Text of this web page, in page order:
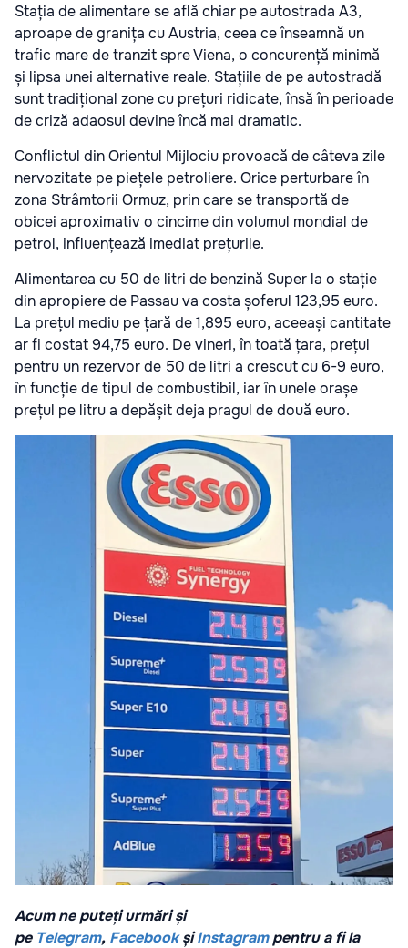
Stația de alimentare se află chiar pe autostrada A3,
aproape de granița cu Austria, ceea ce înseamnă un
trafic mare de tranzit spre Viena, o concurență minimă
și lipsa unei alternative reale. Stațiile de pe autostradă
sunt tradițional zone cu prețuri ridicate, însă în perioade
de criză adaosul devine încă mai dramatic.
Conflictul din Orientul Mijlociu provoacă de câteva zile
nervozitate pe piețele petroliere. Orice perturbare în
zona Strâmtorii Ormuz, prin care se transportă de
obicei aproximativ o cincime din volumul mondial de
petrol, influențează imediat prețurile.
Alimentarea cu 50 de litri de benzină Super la o stație
din apropiere de Passau va costa șoferul 123,95 euro.
La prețul mediu pe țară de 1,895 euro, aceeași cantitate
ar fi costat 94,75 euro. De vineri, în toată țara, prețul
pentru un rezervor de 50 de litri a crescut cu 6-9 euro,
în funcție de tipul de combustibil, iar în unele orașe
prețul pe litru a depășit deja pragul de două euro.
Acum ne puteți urmări și
pe Telegram, Facebook șiInstagrampentru a fi la